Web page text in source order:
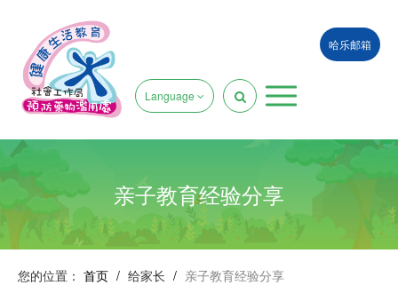
哈乐邮箱
Language
亲子教育经验分享
您的位置： 首页 / 给家长 / 亲子教育经验分享